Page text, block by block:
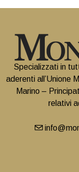
Specializzati in
aderenti all’Unione
Marino –
relativi